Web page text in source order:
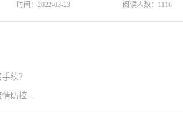
时间：2022-03-23 阅读人数：1116
续？
情防控...